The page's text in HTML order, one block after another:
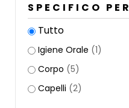
SPECIFICO PER
Tutto
Igiene Orale (1)
Corpo (5)
Capelli (2)